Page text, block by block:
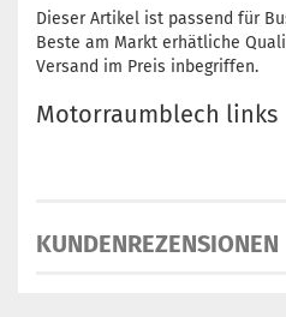
Dieser Artikel ist passend für
Beste am Markt erhätliche
Versand im Preis inbegriffen.
Motorraumblech links
KUNDENREZENSIONEN